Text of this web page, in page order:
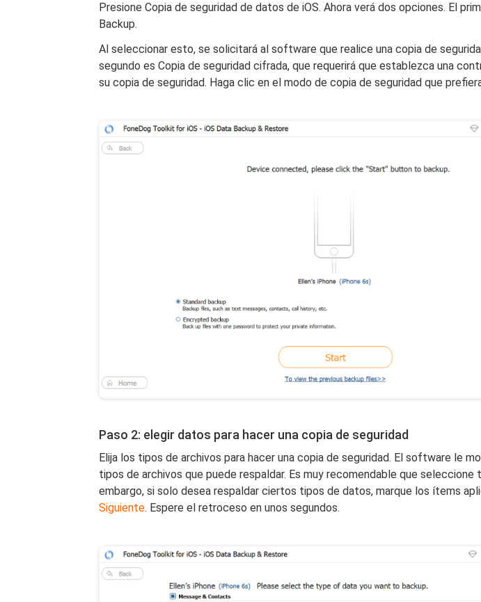
Presione Copia de seguridad de datos de iOS. Ahora verá dos opciones. El
Backup.
Al seleccionar esto, se solicitará al software que realice una copia de
segundo es Copia de seguridad cifrada, que requerirá que establezca una
su copia de seguridad. Haga clic en el modo de copia de seguridad que
Paso 2: elegir datos para hacer una copia de seguridad
Elija los tipos de archivos para hacer una copia de seguridad. El software le
tipos de archivos que puede respaldar. Es muy recomendable que seleccione
embargo, si solo desea respaldar ciertos tipos de datos, marque los ítems
Siguiente. Espere el retroceso en unos segundos.